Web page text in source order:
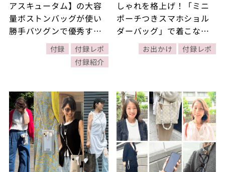
アスキュータム】の大容
量ボストンバッグが使い
勝手バツグンで優秀すぎ
る！｜ 40代読者代表の3
人の使い方は？
付録
付録レポ
付録紹介
しゃれを格上げ！「ミニ
ポーチつきスマホショル
ダーバッグ」で着こなし
を涼やかに！車のお出か
けやジムでも大活躍の活
お出かけ 付録レポ